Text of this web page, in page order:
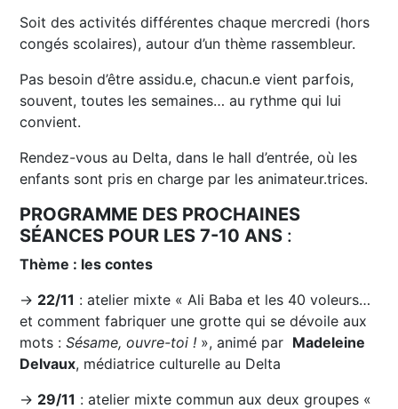
Soit des activités différentes chaque mercredi (hors
congés scolaires), autour d’un thème rassembleur.
Pas besoin d’être assidu.e, chacun.e vient parfois,
souvent, toutes les semaines… au rythme qui lui
convient.
Rendez-vous au Delta, dans le hall d’entrée, où les
enfants sont pris en charge par les animateur.trices.
PROGRAMME DES PROCHAINES
SÉANCES POUR LES 7-10 ANS :
Thème : les contes
→ 22/11 : atelier mixte « Ali Baba et les 40 voleurs…
et comment fabriquer une grotte qui se dévoile aux
mots :Sésame, ouvre-toi ! », animé par Madeleine
Delvaux, médiatrice culturelle au Delta
→ 29/11 : atelier mixte commun aux deux groupes «